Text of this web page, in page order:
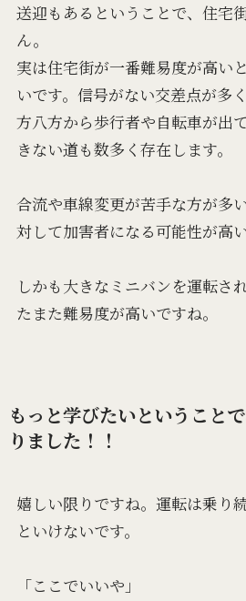
送迎もあるということで、住宅
ん。
実は住宅街が一番難易度が高い
いです。信号がない交差点が多
方八方から歩行者や自転車が出
きない道も数多く存在します。
合流や車線変更が苦手な方が多
対して加害者になる可能性が高
しかも大きなミニバンを運転さ
たまた難易度が高いですね。
もっと学びたいということ
りました！！
嬉しい限りですね。運転は乗り
といけないです。
「ここでいいや」